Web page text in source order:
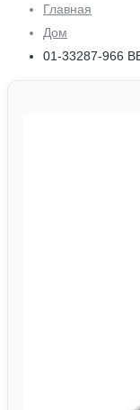
Главная
Дом
01-33287-966